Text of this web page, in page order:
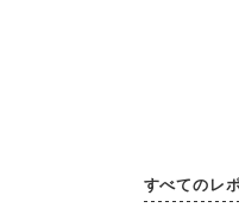
すべてのレ